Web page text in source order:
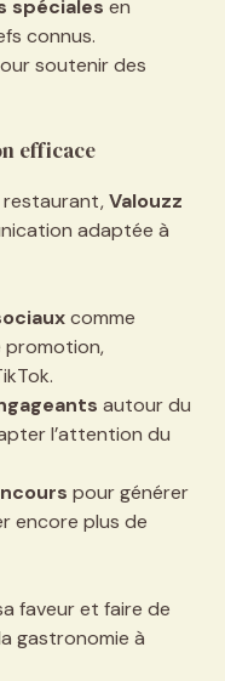
spéciales en
connus.
soutenir des
efficace
restaurant,Valouzz
adaptée à
comme
promotion,
autour du
l’attention du
pour générer
encore plus de
faveur et faire de
gastronomie à